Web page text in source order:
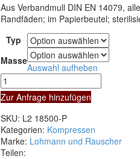
Aus Verbandmull DIN EN 14079,
Randfäden; im Papierbeutel;
Typ
Masse
Auswahl aufheben
Gazin
Mullkompressen,
unsteril
Lohmann
&
Rauscher
Menge
Zur Anfrage hinzufügen
SKU: L2 18500-P
Kategorien: Kompressen
Marke: Lohmann und Rauscher
Teilen: